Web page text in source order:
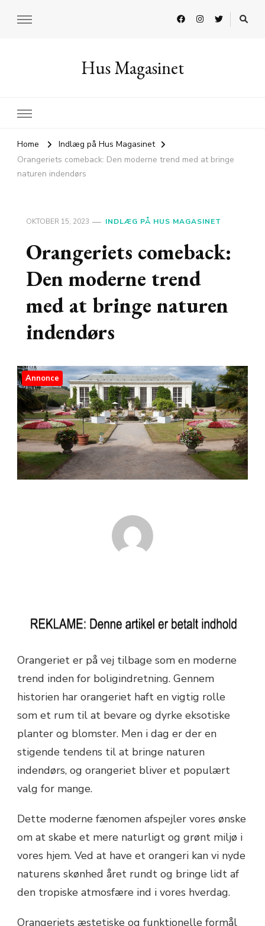
Hus Magasinet
Home
Indlæg på Hus Magasinet
Orangeriets comeback: Den moderne trend med at bringe
naturen indendørs
OKTOBER 15, 2023 INDLÆG PÅ HUS MAGASINET
Orangeriets comeback:
Den moderne trend
med at bringe naturen
indendørs
Annonce
Orangeriet er på vej tilbage som en moderne
trend inden for boligindretning. Gennem
historien har orangeriet haft en vigtig rolle
som et rum til at bevare og dyrke eksotiske
planter og blomster. Men i dag er der en
stigende tendens til at bringe naturen
indendørs, og orangeriet bliver et populært
valg for mange.
Dette moderne fænomen afspejler vores ønske
om at skabe et mere naturligt og grønt miljø i
vores hjem. Ved at have et orangeri kan vi nyde
naturens skønhed året rundt og bringe lidt af
den tropiske atmosfære ind i vores hverdag.
Orangeriets æstetiske og funktionelle formål